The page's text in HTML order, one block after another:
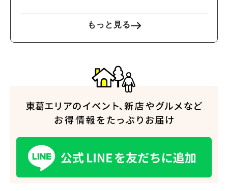
もっと見る